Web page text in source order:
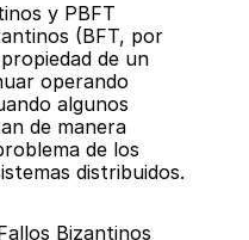
y PBFT
(BFT, por
de un
operando
algunos
de manera
de los
distribuidos.
Bizantinos